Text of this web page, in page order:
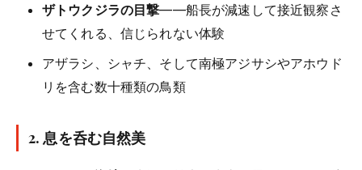
ザトウクジラの目撃——船長が減速して接近観察さ
せてくれる、信じられない体験
アザラシ、シャチ、そして南極アジサシやアホウド
リを含む数十種類の鳥類
2. 息を呑む自然美